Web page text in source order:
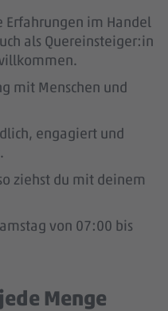
Erfahrungen im Handel
als Quereinsteiger:in
mit Menschen und
engagiert und
ziehst du mit deinem
von 07:00 bis
Menge